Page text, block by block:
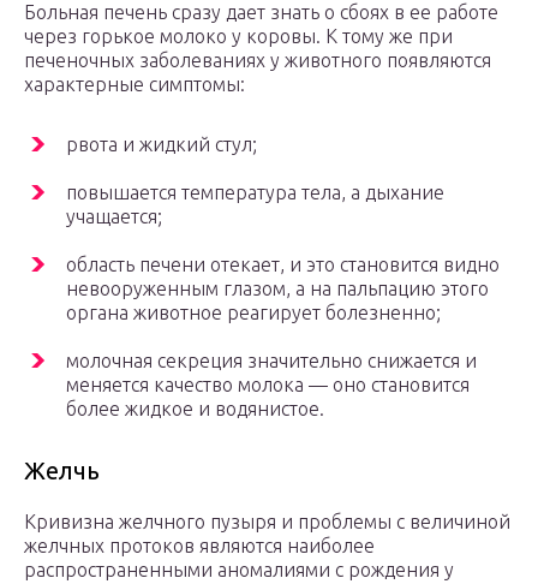
Больная печень сразу дает знать о сбоях в ее работе
через горькое молоко у коровы. К тому же при
печеночных заболеваниях у животного появляются
характерные симптомы:
рвота и жидкий стул;
повышается температура тела, а дыхание
учащается;
область печени отекает, и это становится видно
невооруженным глазом, а на пальпацию этого
органа животное реагирует болезненно;
молочная секреция значительно снижается и
меняется качество молока — оно становится
более жидкое и водянистое.
Желчь
Кривизна желчного пузыря и проблемы с величиной
желчных протоков являются наиболее
распространенными аномалиями с рождения у